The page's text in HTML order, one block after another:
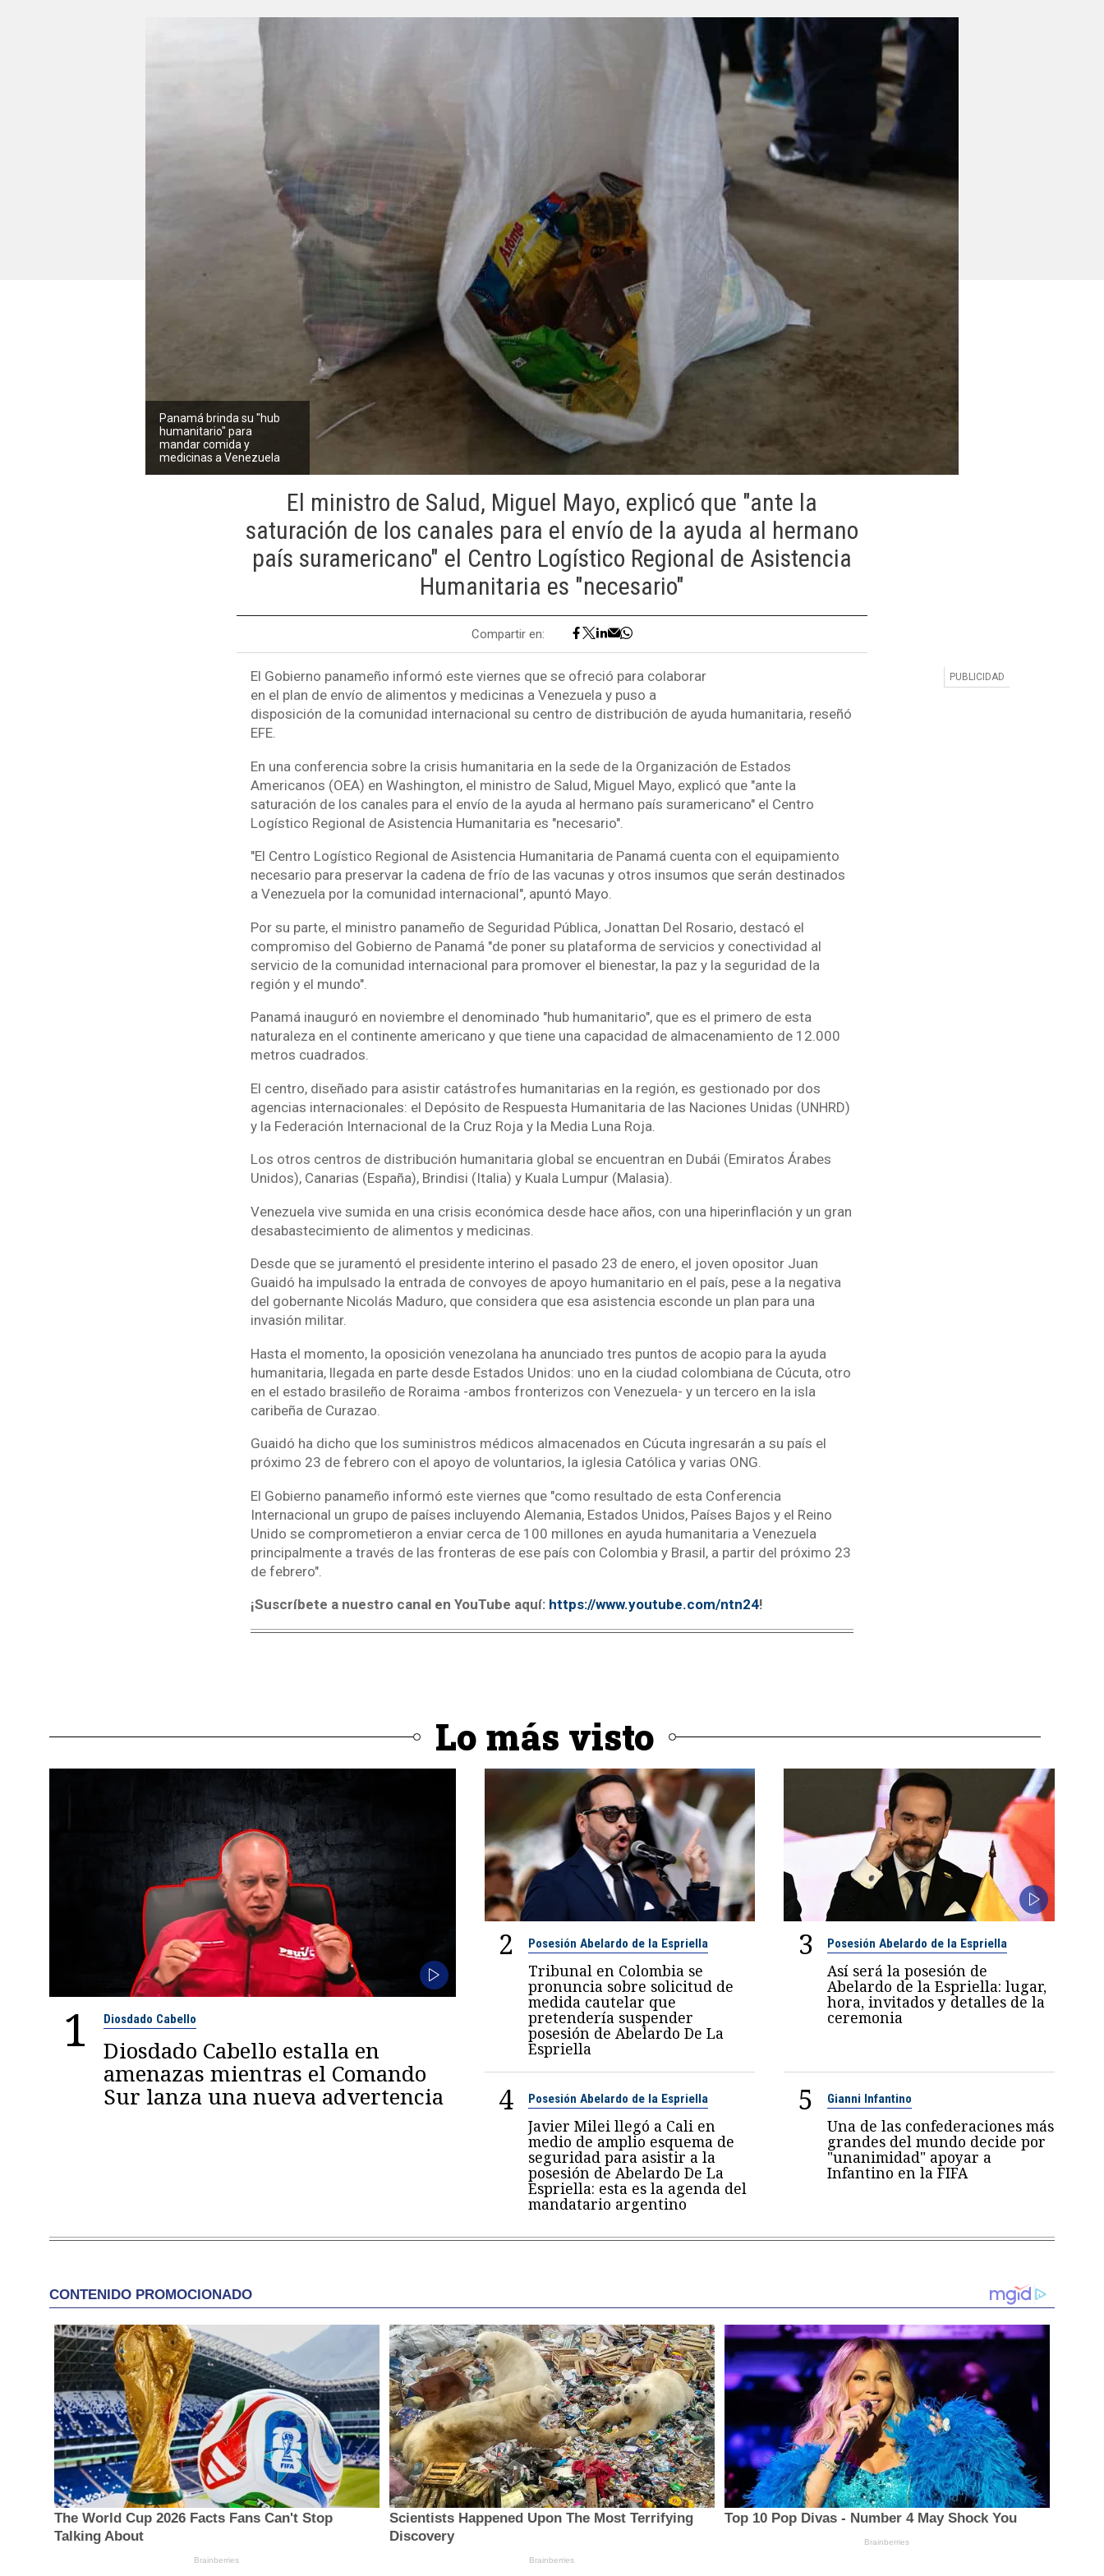
Panamá brinda su "hub
humanitario" para
mandar comida y
medicinas a Venezuela
El ministro de Salud, Miguel Mayo, explicó que "ante la
saturación de los canales para el envío de la ayuda al hermano
país suramericano" el Centro Logístico Regional de Asistencia
Humanitaria es "necesario"
Compartir en:
El Gobierno panameño informó este viernes que se ofreció para colaborar
en el plan de envío de alimentos y medicinas a Venezuela y puso a
disposición de la comunidad internacional su centro de distribución de ayuda humanitaria, reseñó
EFE.
En una conferencia sobre la crisis humanitaria en la sede de la Organización de Estados
Americanos (OEA) en Washington, el ministro de Salud, Miguel Mayo, explicó que "ante la
saturación de los canales para el envío de la ayuda al hermano país suramericano" el Centro
Logístico Regional de Asistencia Humanitaria es "necesario".
"El Centro Logístico Regional de Asistencia Humanitaria de Panamá cuenta con el equipamiento
necesario para preservar la cadena de frío de las vacunas y otros insumos que serán destinados
a Venezuela por la comunidad internacional", apuntó Mayo.
Por su parte, el ministro panameño de Seguridad Pública, Jonattan Del Rosario, destacó el
compromiso del Gobierno de Panamá "de poner su plataforma de servicios y conectividad al
servicio de la comunidad internacional para promover el bienestar, la paz y la seguridad de la
región y el mundo".
Panamá inauguró en noviembre el denominado "hub humanitario", que es el primero de esta
naturaleza en el continente americano y que tiene una capacidad de almacenamiento de 12.000
metros cuadrados.
El centro, diseñado para asistir catástrofes humanitarias en la región, es gestionado por dos
agencias internacionales: el Depósito de Respuesta Humanitaria de las Naciones Unidas (UNHRD)
y la Federación Internacional de la Cruz Roja y la Media Luna Roja.
Los otros centros de distribución humanitaria global se encuentran en Dubái (Emiratos Árabes
Unidos), Canarias (España), Brindisi (Italia) y Kuala Lumpur (Malasia).
Venezuela vive sumida en una crisis económica desde hace años, con una hiperinflación y un gran
desabastecimiento de alimentos y medicinas.
Desde que se juramentó el presidente interino el pasado 23 de enero, el joven opositor Juan
Guaidó ha impulsado la entrada de convoyes de apoyo humanitario en el país, pese a la negativa
del gobernante Nicolás Maduro, que considera que esa asistencia esconde un plan para una
invasión militar.
Hasta el momento, la oposición venezolana ha anunciado tres puntos de acopio para la ayuda
humanitaria, llegada en parte desde Estados Unidos: uno en la ciudad colombiana de Cúcuta, otro
en el estado brasileño de Roraima -ambos fronterizos con Venezuela- y un tercero en la isla
caribeña de Curazao.
Guaidó ha dicho que los suministros médicos almacenados en Cúcuta ingresarán a su país el
próximo 23 de febrero con el apoyo de voluntarios, la iglesia Católica y varias ONG.
El Gobierno panameño informó este viernes que "como resultado de esta Conferencia
Internacional un grupo de países incluyendo Alemania, Estados Unidos, Países Bajos y el Reino
Unido se comprometieron a enviar cerca de 100 millones en ayuda humanitaria a Venezuela
principalmente a través de las fronteras de ese país con Colombia y Brasil, a partir del próximo 23
de febrero".
¡Suscríbete a nuestro canal en YouTube aquí: https://www.youtube.com/ntn24!
Lo más visto
1 Diosdado Cabello
Diosdado Cabello estalla en
amenazas mientras el Comando
Sur lanza una nueva advertencia
2 Posesión Abelardo de la Espriella
Tribunal en Colombia se
pronuncia sobre solicitud de
medida cautelar que
pretendería suspender
posesión de Abelardo De La
Espriella
3 Posesión Abelardo de la Espriella
Así será la posesión de
Abelardo de la Espriella: lugar,
hora, invitados y detalles de la
ceremonia
4 Posesión Abelardo de la Espriella
Javier Milei llegó a Cali en
medio de amplio esquema de
seguridad para asistir a la
posesión de Abelardo De La
Espriella: esta es la agenda del
mandatario argentino
5 Gianni Infantino
Una de las confederaciones más
grandes del mundo decide por
"unanimidad" apoyar a
Infantino en la FIFA